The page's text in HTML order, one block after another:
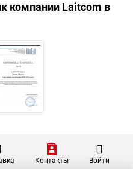
компании Laitcom в
Контакты Войти